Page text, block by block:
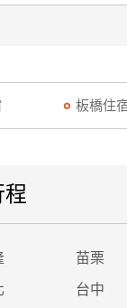
板橋住
苗栗
台中